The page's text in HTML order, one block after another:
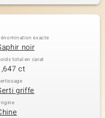
exacte
noir
total en carat
ct
griffe